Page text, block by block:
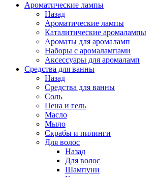
Ароматические лампы
Назад
Ароматические лампы
Каталитические аромалампы
Ароматы для аромаламп
Наборы с аромалампами
Аксессуары для аромаламп
Средства для ванны
Назад
Средства для ванны
Соль
Пена и гель
Масло
Мыло
Скрабы и пилинги
Для волос
Назад
Для волос
Шампуни